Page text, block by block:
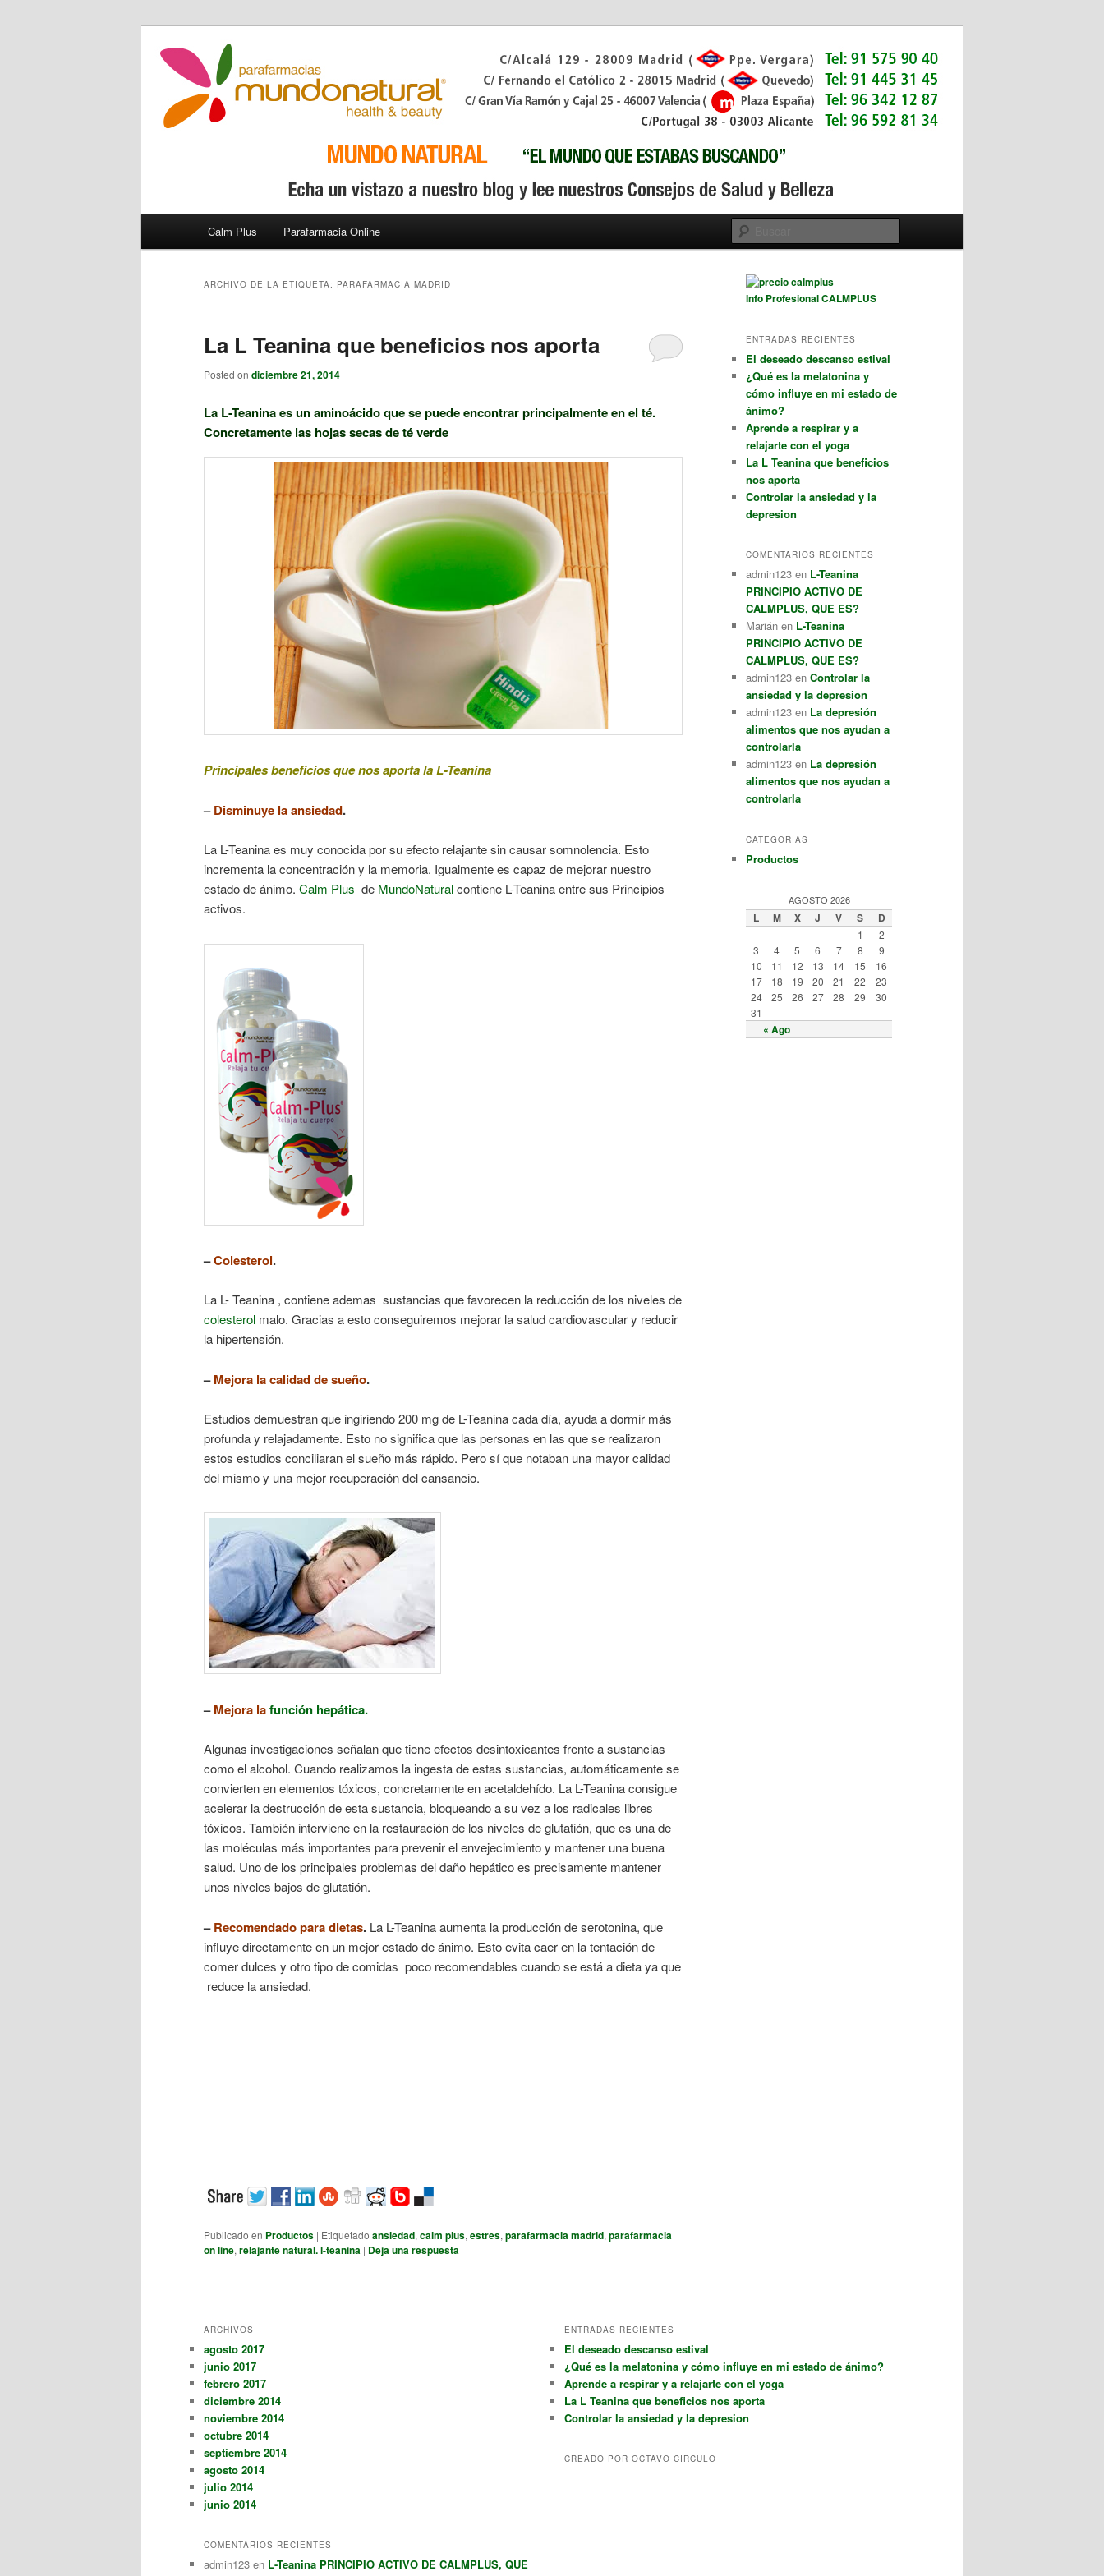
Calm Plus
Ir al contenido principal
Ir al contenido secundario
Calm Plus Parafarmacia Online
ARCHIVO DE LA ETIQUETA: PARAFARMACIA MADRID
La L Teanina que beneficios nos aporta
Posted on diciembre 21, 2014
La L-Teanina es un aminoácido que se puede encontrar principalmente en el té.
Concretamente las hojas secas de té verde
Principales beneficios que nos aporta la L-Teanina
–Disminuye la ansiedad.
La L-Teanina es muy conocida por su efecto relajante sin causar somnolencia. Esto
incrementa la concentración y la memoria. Igualmente es capaz de mejorar nuestro
estado de ánimo. Calm Plus de MundoNaturalcontiene L-Teanina entre sus Principios
activos.
–Colesterol.
La L- Teanina , contiene ademas sustancias que favorecen la reducción de los niveles de
colesterol malo. Gracias a esto conseguiremos mejorar la salud cardiovascular y reducir
la hipertensión.
–Mejora la calidad de sueño.
Estudios demuestran que ingiriendo 200 mg de L-Teanina cada día, ayuda a dormir más
profunda y relajadamente. Esto no significa que las personas en las que se realizaron
estos estudios conciliaran el sueño más rápido. Pero sí que notaban una mayor calidad
del mismo y una mejor recuperación del cansancio.
–Mejora lafunción hepática.
Algunas investigaciones señalan que tiene efectos desintoxicantes frente a sustancias
como el alcohol. Cuando realizamos la ingesta de estas sustancias, automáticamente se
convierten en elementos tóxicos, concretamente en acetaldehído. La L-Teanina consigue
acelerar la destrucción de esta sustancia, bloqueando a su vez a los radicales libres
tóxicos. También interviene en la restauración de los niveles de glutatión, que es una de
las moléculas más importantes para prevenir el envejecimiento y mantener una buena
salud. Uno de los principales problemas del daño hepático es precisamente mantener
unos niveles bajos de glutatión.
–Recomendado para dietas. La L-Teanina aumenta la producción de serotonina, que
influye directamente en un mejor estado de ánimo. Esto evita caer en la tentación de
comer dulces y otro tipo de comidas poco recomendables cuando se está a dieta ya que
reduce la ansiedad.
Publicado en Productos | Etiquetado ansiedad,calm plus,estres,parafarmacia madrid,parafarmacia
on line,relajante natural. l-teanina | Deja una respuesta
Info Profesional CALMPLUS
ENTRADAS RECIENTES
El deseado descanso estival
¿Qué es la melatonina y
cómo influye en mi estado de
ánimo?
Aprende a respirar y a
relajarte con el yoga
La L Teanina que beneficios
nos aporta
Controlar la ansiedad y la
depresion
COMENTARIOS RECIENTES
admin123 en L-Teanina
PRINCIPIO ACTIVO DE
CALMPLUS, QUE ES?
Marián en L-Teanina
PRINCIPIO ACTIVO DE
CALMPLUS, QUE ES?
admin123 en Controlar la
ansiedad y la depresion
admin123 en La depresión
alimentos que nos ayudan a
controlarla
admin123 en La depresión
alimentos que nos ayudan a
controlarla
CATEGORÍAS
Productos
AGOSTO 2026
L M X J V S D
« Ago
1
2
3
4 5 6 7 8
9
10
11 12 13 14 15
16
17
18 19 20 21 22
23
24
25 26 27 28 29
30
31
ARCHIVOS
agosto 2017
junio 2017
febrero 2017
diciembre 2014
noviembre 2014
octubre 2014
septiembre 2014
agosto 2014
julio 2014
junio 2014
COMENTARIOS RECIENTES
admin123 en L-Teanina PRINCIPIO ACTIVO DE CALMPLUS, QUE
ENTRADAS RECIENTES
El deseado descanso estival
¿Qué es la melatonina y cómo influye en mi estado de ánimo?
Aprende a respirar y a relajarte con el yoga
La L Teanina que beneficios nos aporta
Controlar la ansiedad y la depresion
CREADO POR OCTAVO CIRCULO